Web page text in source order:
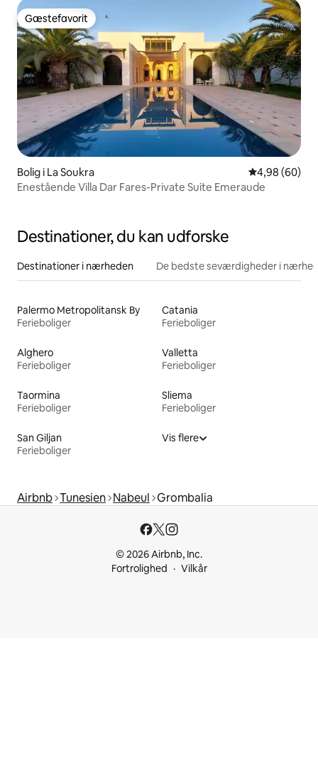
Gæstefavorit
Gæstefavorit
Bolig i La Soukra 4,98 ud af 5 i
4,98 (60)
Enestående Villa Dar Fares-Private Suite Emeraude
Destinationer, du kan udforske
Destinationer i nærheden De bedste seværdigheder i
Palermo Metropolitansk By
Ferieboliger
Catania
Ferieboliger
Alghero
Ferieboliger
Valletta
Ferieboliger
Taormina
Ferieboliger
Sliema
Ferieboliger
San Giljan
Ferieboliger
Vis flere
Airbnb Tunesien Nabeul Grombalia
© 2026 Airbnb, Inc.
Fortrolighed
Vilkår